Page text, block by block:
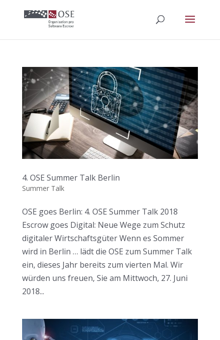
4. OSE Summer Talk Berlin
Summer Talk
OSE goes Berlin: 4. OSE Summer Talk 2018
Escrow goes Digital: Neue Wege zum Schutz
digitaler Wirtschaftsgüter Wenn es Sommer
wird in Berlin … lädt die OSE zum Summer Talk
ein, dieses Jahr bereits zum vierten Mal. Wir
würden uns freuen, Sie am Mittwoch, 27. Juni
2018...